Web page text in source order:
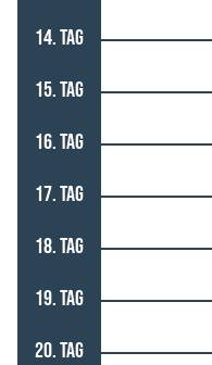
14. TAG
15. TAG
16. TAG
17. TAG
18. TAG
19. TAG
20. TAG